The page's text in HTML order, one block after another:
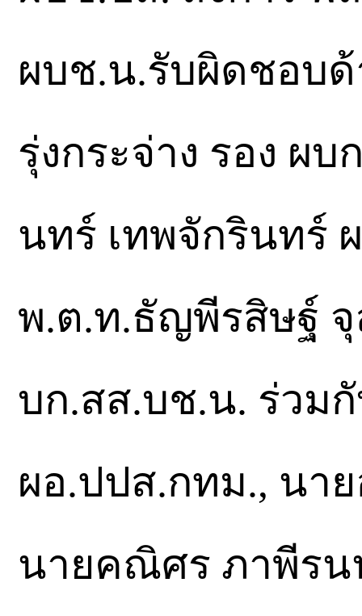
ผบช.น.รับผิดชอบ
รุ่งกระจ่าง รอง ผ
นทร์ เทพจักรินทร์
พ.ต.ท.ธัญพีรสิษฐ์
บก.สส.บช.น. ร่วม
ผอ.ปปส.กทม., นา
นายคณิศร ภาพีรน